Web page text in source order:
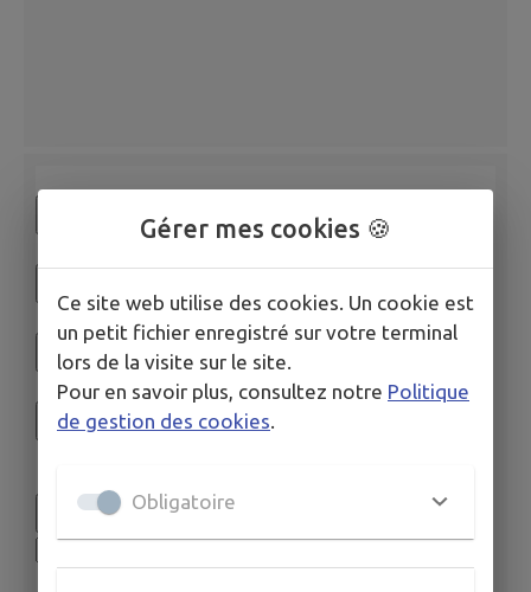
Gérer mes cookies 🍪
Ce site web utilise des cookies. Un cookie est
un petit fichier enregistré sur votre terminal
lors de la visite sur le site.
Pour en savoir plus, consultez notre Politique
de gestion des cookies
Obligatoire